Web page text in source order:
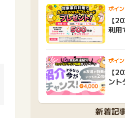
ポイ
ンニ
【
利用
ポイ
ンニ
【
ント
新着記